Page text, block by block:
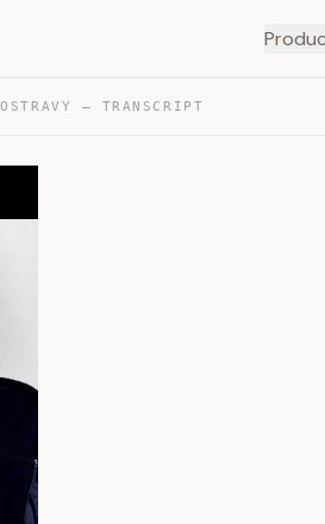
— TRANSCRIPT